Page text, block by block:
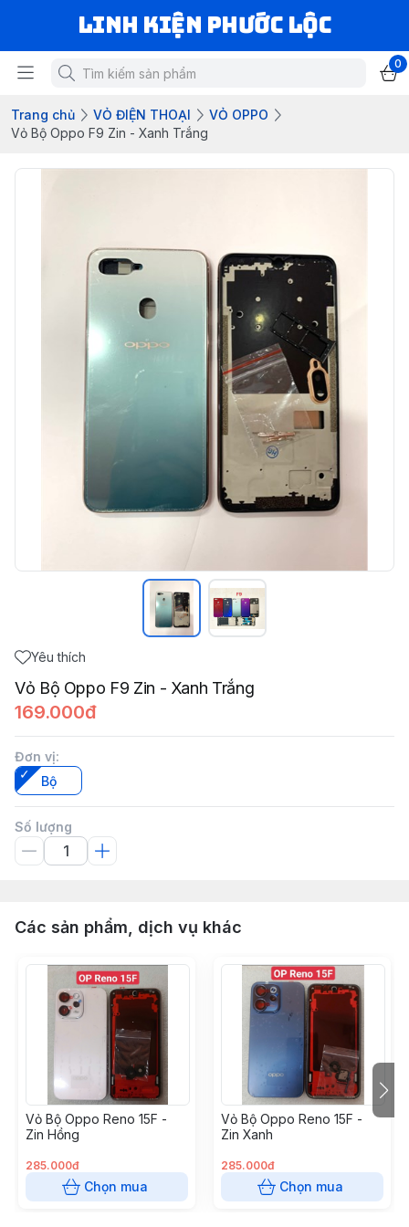
LINH KIỆN PHƯỚC LỘC
0
Trang chủ VỎ ĐIỆN THOẠI
VỎ OPPO
Vỏ Bộ Oppo F9 Zin - Xanh Trắng
Yêu thích
Vỏ Bộ Oppo F9 Zin - Xanh Trắng
169.000đ
Đơn vị:
Bộ
Số lượng
Các sản phẩm, dịch vụ khác
Vỏ Bộ Oppo Reno 15F -
Zin Hồng
285.000đ
Chọn mua
Vỏ Bộ Oppo Reno 15F -
Zin Xanh
285.000đ
Chọn mua